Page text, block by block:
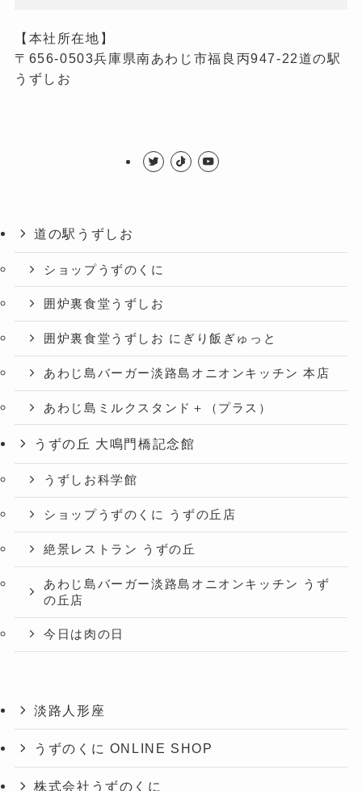
【本社所在地】
〒656-0503兵庫県南あわじ市福良丙947-22道の駅
うずしお
道の駅うずしお
ショップうずのくに
囲炉裏食堂うずしお
囲炉裏食堂うずしお にぎり飯ぎゅっと
あわじ島バーガー淡路島オニオンキッチン 本店
あわじ島ミルクスタンド＋（プラス）
うずの丘 大鳴門橋記念館
うずしお科学館
ショップうずのくに うずの丘店
絶景レストラン うずの丘
あわじ島バーガー淡路島オニオンキッチン うず
の丘店
今日は肉の日
淡路人形座
うずのくに ONLINE SHOP
株式会社うずのくに